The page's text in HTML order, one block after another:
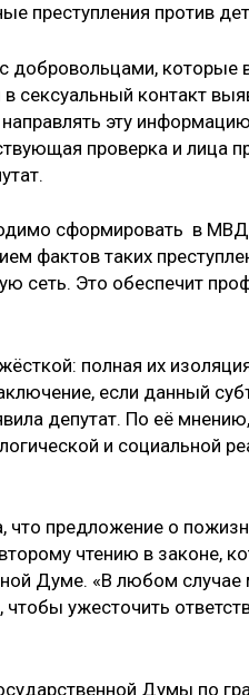
преступления против
добровольцами, которые
сексуальный контакт
эту
проверка и лица
сформировать в
фактов таких
сеть. Это обеспечит
полная их
если данный
депутат. По её
и социальной
что предложение о
чтению в законе,
Думе. «В любом случае
ужесточить
Думы по